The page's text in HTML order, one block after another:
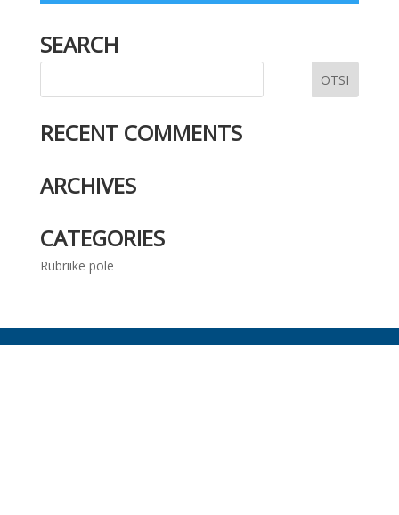
SEARCH
RECENT COMMENTS
ARCHIVES
CATEGORIES
Rubriike pole